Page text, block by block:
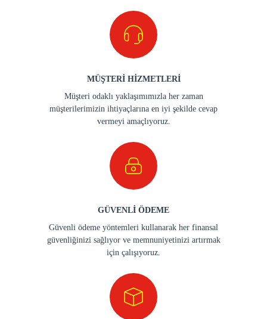
MÜŞTERİ HİZMETLERİ
Müşteri odaklı yaklaşımımızla her zaman
müşterilerimizin ihtiyaçlarına en iyi şekilde cevap
vermeyi amaçlıyoruz.
GÜVENLİ ÖDEME
Güvenli ödeme yöntemleri kullanarak her finansal
güvenliğinizi sağlıyor ve memnuniyetinizi artırmak
için çalışıyoruz.